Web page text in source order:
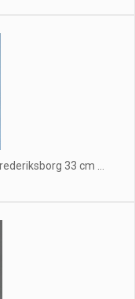
33 cm ...